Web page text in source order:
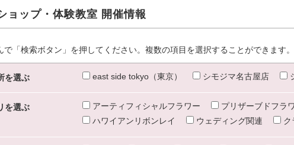
ョップ・体験教室 開催情報
で「検索ボタン」を押してください。複数の項目を選択することができます。
を選ぶ east side tokyo（東京） シモジマ名古屋店
を選ぶ アーティフィシャルフラワー プリザーブドフラ
ハワイアンリボンレイ
ウェディング関連 ク